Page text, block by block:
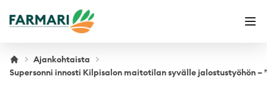
Farmari
Ajankohtaista
Supersonni innosti Kilpisalon maitotilan syvälle jalostustyöhön